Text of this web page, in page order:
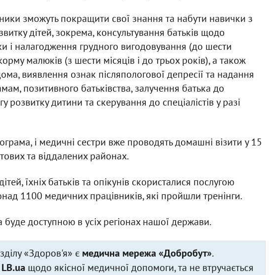
зможуть покращити свої знання та набути навички з
дітей, зокрема, консультування батьків щодо
і налагодження грудного вигодовування (до шести
малюків (з шести місяців і до трьох років), а також
виявлення ознак післяпологової депресії та надання
позитивного батьківства, залучення батька до
дитини та скерування до спеціалістів у разі
і медичні сестри вже проводять домашні візити у 15
та віддалених районах.
їхніх батьків та опікунів скористалися послугою
1100 медичних працівників, які пройшли тренінги.
доступною в усіх регіонах нашої держави.
«Здоров'я» є медична мережа «Добробут».
LB.ua щодо якісної медичної допомоги, та не втручається